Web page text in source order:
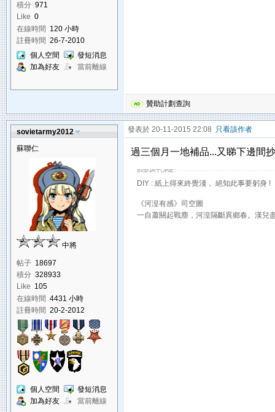
積分 971
Like 0
在線時間 120 小時
註冊時間 26-7-2010
個人空間
發短消息
加為好友
當前離線
贊助計劃查詢
sovietarmy2012
蘇聯仁
中將
帖子 18697
積分 328933
Like 105
在線時間 4431 小時
註冊時間 20-2-2012
個人空間
發短消息
加為好友
當前離線
發表於 20-11-2015 22:08 只看該作者
過三個月一地補品...又睇下邊間
DIY : 紙上得來終覺淺， 絕知此事要躬身 !
《河湟有感》司空圖
一自蕭關起戰塵，河湟隔斷異鄉春。漢兒